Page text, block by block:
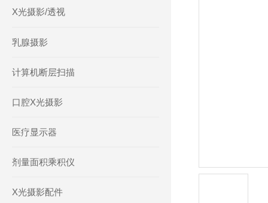
X光摄影/透视
乳腺摄影
计算机断层扫描
口腔X光摄影
医疗显示器
剂量面积乘积仪
X光摄影配件